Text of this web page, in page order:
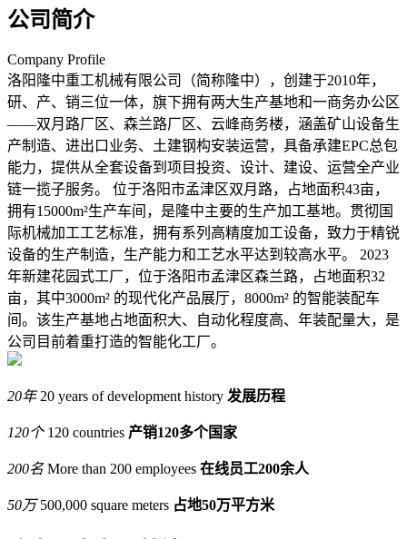
公司简介
Company Profile
洛阳隆中重工机械有限公司（简称隆中），创建于2010年，
研、产、销三位一体，旗下拥有两大生产基地和一商务办公区
——双月路厂区、森兰路厂区、云峰商务楼，涵盖矿山设备生
产制造、进出口业务、土建钢构安装运营，具备承建EPC总包
能力，提供从全套设备到项目投资、设计、建设、运营全产业
链一揽子服务。 位于洛阳市孟津区双月路，占地面积43亩，
拥有15000m²生产车间，是隆中主要的生产加工基地。贯彻国
际机械加工工艺标准，拥有系列高精度加工设备，致力于精锐
设备的生产制造，生产能力和工艺水平达到较高水平。 2023
年新建花园式工厂，位于洛阳市孟津区森兰路，占地面积32
亩，其中3000m² 的现代化产品展厅，8000m² 的智能装配车
间。该生产基地占地面积大、自动化程度高、年装配量大，是
公司目前着重打造的智能化工厂。
20年 20 years of development history 发展历程
120个 120 countries 产销120多个国家
200名 More than 200 employees 在线员工200余人
50万 500,000 square meters 占地50万平方米